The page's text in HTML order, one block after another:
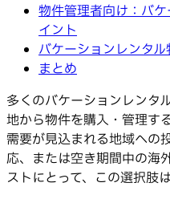
物件管理者向け：バ
イント
バケーションレンタ
まとめ
多くのバケーションレンタ
地から物件を購入・管理す
需要が見込まれる地域への
応、または空き期間中の海
ストにとって、この選択肢